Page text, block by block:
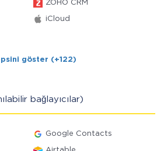
ZOHO CRM
iCloud
göster (+122)
bağlayıcılar)
Google Contacts